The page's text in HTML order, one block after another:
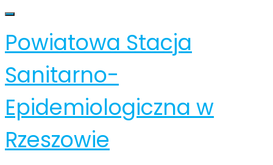
Skip
content
Toggle navigation
Powiatowa Stacja
Sanitarno-
Epidemiologiczna w
Rzeszowie